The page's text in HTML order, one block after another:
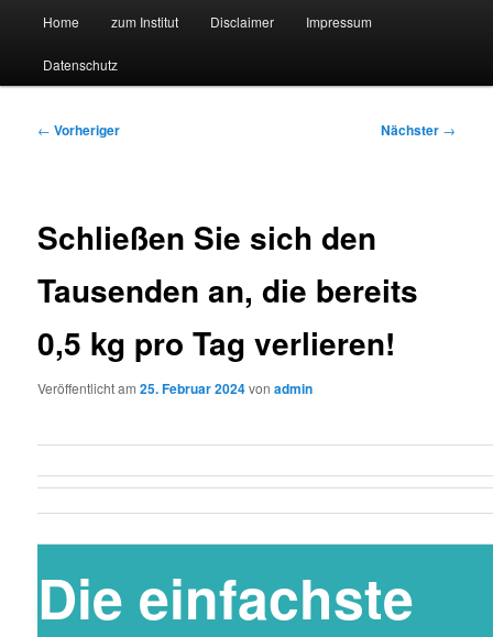
Suchmaschine Forschung und
Technologie
Zum
primären
Zum
sekundären
Home zum Institut Disclaimer Impressum
Datenschutz
Beitragsnavigation
← Vorheriger Nächster →
Schließen Sie sich den
Tausenden an, die bereits
0,5 kg pro Tag verlieren!
Veröffentlicht am25. Februar 2024vonadmin
Die einfachste